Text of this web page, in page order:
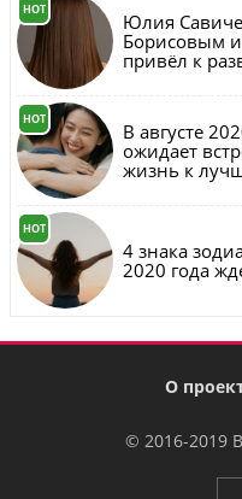
HOT
Юлия
Борисовым
привёл к
HOT
В августе
ожидает
жизнь к
HOT
4 знака
2020 года
О
© 2016-2019